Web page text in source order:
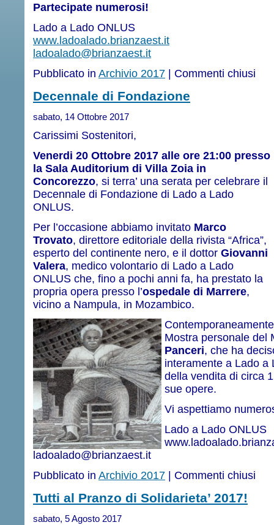
Partecipate numerosi!
Lado a Lado ONLUS
www.ladoalado.brianzaest.it
ladoalado@brianzaest.it
Pubblicato in Archivio 2017 | Commenti chiusi
Decennale di Fondazione
sabato, 14 Ottobre 2017
Carissimi Sostenitori,
Venerdi 20 Ottobre 2017 alle ore 21:00 presso
la Sala Auditorium di Villa Zoia in
Concorezzo, si terra’ una serata per celebrare il
Decennale di Fondazione di Lado a Lado
ONLUS.
Per l’occasione abbiamo invitato Marco
Trovato, direttore editoriale della rivista “Africa”,
esperto del continente nero, e il dottor Giovanni
Valera, medico volontario di Lado a Lado
ONLUS che, fino a pochi anni fa, ha prestato la
propria opera presso l’ospedale di Marrere,
vicino a Nampula, in Mozambico.
Mostra personale del
Panceri, che ha
interamente a Lado a
della vendita di circa
sue opere.
Vi aspettiamo
Lado a Lado ONLUS
ladoalado@brianzaest.it
Pubblicato in Archivio 2017 Commenti chiusi
Tutti al Pranzo di Solidarieta’ 2017!
sabato, 5 Agosto 2017